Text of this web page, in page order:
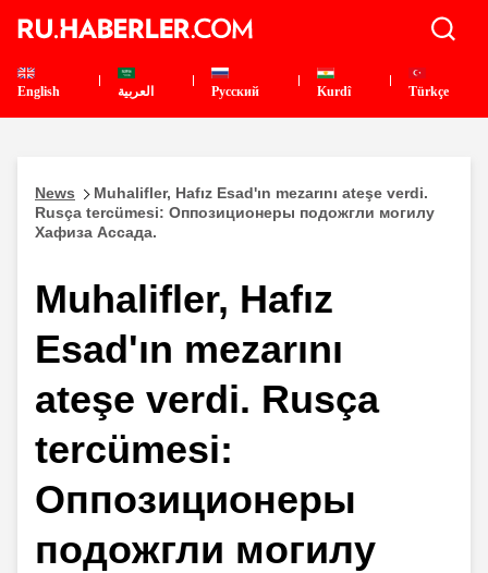
English العربية Pусский Kurdî Türkçe
News
Muhalifler, Hafız Esad'ın mezarını ateşe verdi.
Rusça tercümesi: Оппозиционеры подожгли могилу
Хафиза Ассада.
Muhalifler, Hafız
Esad'ın mezarını
ateşe verdi. Rusça
tercümesi:
Оппозиционеры
подожгли могилу